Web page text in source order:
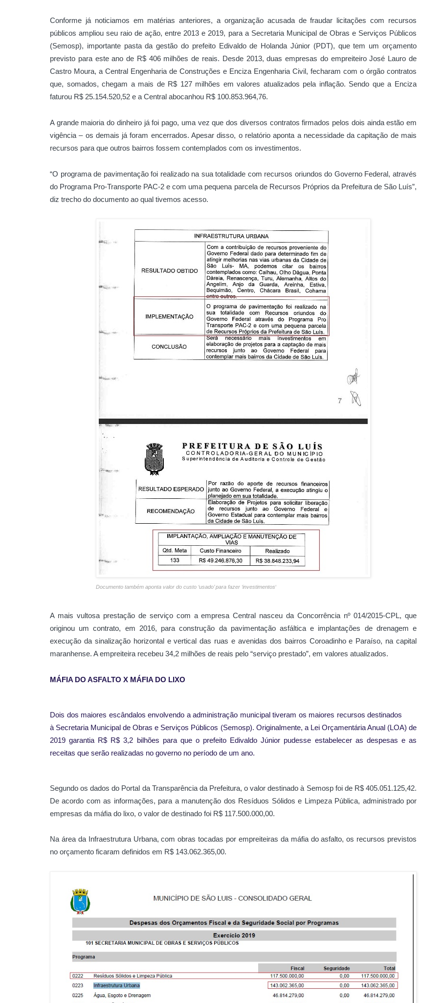
Conforme já noticiamos em matérias anteriores, a organização acusada de fraudar licitações com recursos
públicos ampliou seu raio de ação, entre 2013 e 2019, para a Secretaria Municipal de Obras e Serviços Públicos
(Semosp), importante pasta da gestão do prefeito Edivaldo de Holanda Júnior (PDT), que tem um orçamento
previsto para este ano de R$ 406 milhões de reais. Desde 2013, duas empresas do empreiteiro José Lauro de
Castro Moura, a Central Engenharia de Construções e Enciza Engenharia Civil, fecharam com o órgão contratos
que, somados, chegam a mais de R$ 127 milhões em valores atualizados pela inflação. Sendo que a Enciza
faturou R$ 25.154.520,52 e a Central abocanhou R$ 100.853.964,76.
A grande maioria do dinheiro já foi pago, uma vez que dos diversos contratos firmados pelos dois ainda estão em
vigência – os demais já foram encerrados. Apesar disso, o relatório aponta a necessidade da capitação de mais
recursos para que outros bairros fossem contemplados com os investimentos.
“O programa de pavimentação foi realizado na sua totalidade com recursos oriundos do Governo Federal, através
do Programa Pro-Transporte PAC-2 e com uma pequena parcela de Recursos Próprios da Prefeitura de São Luís”,
diz trecho do documento ao qual tivemos acesso.
Documento também aponta valor do custo ‘usado’ para fazer ‘investimentos‘
A mais vultosa prestação de serviço com a empresa Central nasceu da Concorrência nº 014/2015-CPL, que
originou um contrato, em 2016, para construção da pavimentação asfáltica e implantações de drenagem e
execução da sinalização horizontal e vertical das ruas e avenidas dos bairros Coroadinho e Paraíso, na capital
maranhense. A empreiteira recebeu 34,2 milhões de reais pelo “serviço prestado”, em valores atualizados.
MÁFIA DO ASFALTO X MÁFIA DO LIXO
Dois dos maiores escândalos envolvendo a administração municipal tiveram os maiores recursos destinados
à Secretaria Municipal de Obras e Serviços Públicos (Semosp). Originalmente, a Lei Orçamentária Anual (LOA) de
2019 garantia R$ R$ 3,2 bilhões para que o prefeito Edivaldo Júnior pudesse estabelecer as despesas e as
receitas que serão realizadas no governo no período de um ano.
Segundo os dados do Portal da Transparência da Prefeitura, o valor destinado à Semosp foi de R$ 405.051.125,42.
De acordo com as informações, para a manutenção dos Resíduos Sólidos e Limpeza Pública, administrado por
empresas da máfia do lixo, o valor de destinado foi R$ 117.500.000,00.
Na área da Infraestrutura Urbana, com obras tocadas por empreiteiras da máfia do asfalto, os recursos previstos
no orçamento ficaram definidos em R$ 143.062.365,00.